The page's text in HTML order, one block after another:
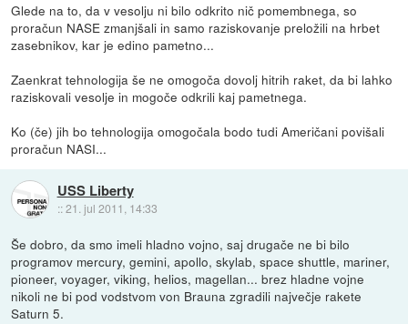
Glede na to, da v vesolju ni bilo odkrito nič pomembnega, so
proračun NASE zmanjšali in samo raziskovanje preložili na hrbet
zasebnikov, kar je edino pametno...
Zaenkrat tehnologija še ne omogoča dovolj hitrih raket, da bi lahko
raziskovali vesolje in mogoče odkrili kaj pametnega.
Ko (če) jih bo tehnologija omogočala bodo tudi Američani povišali
proračun NASI...
USS Liberty
::21. jul 2011, 14:33
Še dobro, da smo imeli hladno vojno, saj drugače ne bi bilo
programov mercury, gemini, apollo, skylab, space shuttle, mariner,
pioneer, voyager, viking, helios, magellan... brez hladne vojne
nikoli ne bi pod vodstvom von Brauna zgradili največje rakete
Saturn 5.